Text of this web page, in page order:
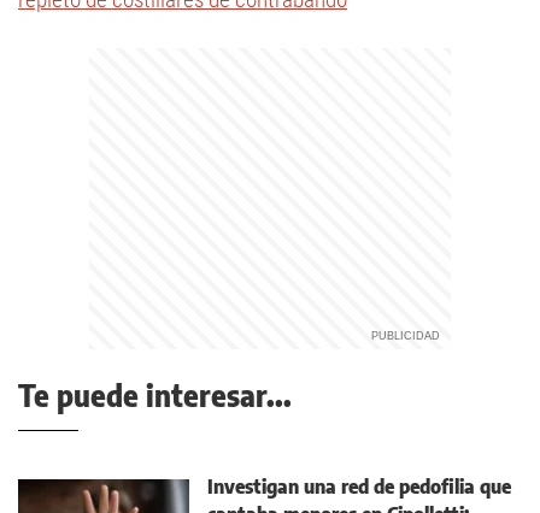
Te puede interesar...
Investigan una red de pedofilia que